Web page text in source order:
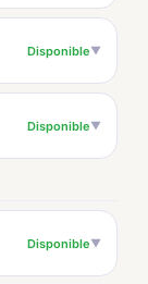
Disponible▼
Disponible▼
Disponible▼